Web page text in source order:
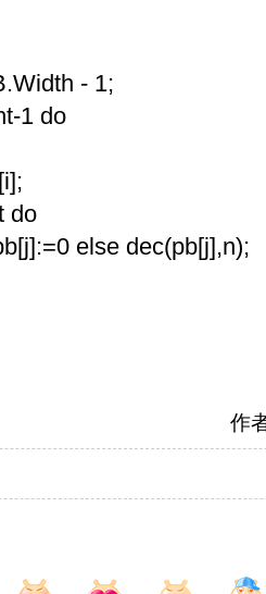
- 1;
1 do
do
else dec(pb[j],n);
作